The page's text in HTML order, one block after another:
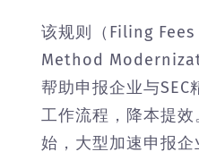
该规则（Filing
Method
帮助申报企业与SEC
工作流程，降本提
始，大型加速申报